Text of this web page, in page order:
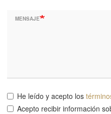
MENSAJE
He leído y acepto los
Acepto recibir información